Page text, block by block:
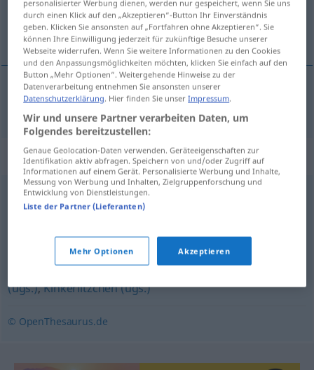
broutilles
broutillesfpl Kleckerkram
Synonyme für "Kleckerkram"
Pillepalle (ugs.),Nebensächlichkeit
Kleinigkeit,Belanglosigkeit,Marginalie
Banalität,Geringfügigkeit,Kiki (ugs.),Kleinkram
(ugs.),Kinkerlitzchen (ugs.)
© OpenThesaurus.de
personalisierter Werbung dienen, werden nur gespeichert, wenn Sie uns
durch einen Klick auf den „Akzeptieren“-Button Ihr Einverständnis
geben. Klicken Sie ansonsten auf „Fortfahren ohne Akzeptieren“. Sie
können Ihre Einwilligung jederzeit für zukünftige Besuche unserer
Webseite widerrufen. Wenn Sie weitere Informationen zu den Cookies
und den Anpassungsmöglichkeiten möchten, klicken Sie einfach auf den
Button „Mehr Optionen“. Weitergehende Hinweise zu der
Datenverarbeitung entnehmen Sie ansonsten unserer
Datenschutzerklärung. Hier finden Sie unserImpressum.
Wir und unsere Partner verarbeiten Daten, um
Folgendes bereitzustellen:
Genaue Geolocation-Daten verwenden. Geräteeigenschaften zur
Identifikation aktiv abfragen. Speichern von und/oder Zugriff auf
Informationen auf einem Gerät. Personalisierte Werbung und Inhalte,
Messung von Werbung und Inhalten, Zielgruppenforschung und
Entwicklung von Dienstleistungen.
Liste der Partner (Lieferanten)
Mehr Optionen Akzeptieren